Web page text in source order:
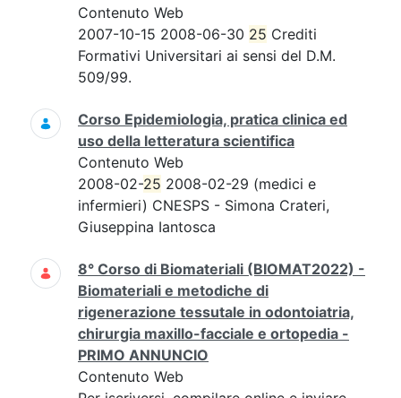
Contenuto Web
2007-10-15 2008-06-30 25 Crediti
Formativi Universitari ai sensi del D.M.
509/99.
Corso Epidemiologia, pratica clinica ed
uso della letteratura scientifica
Contenuto Web
2008-02-25 2008-02-29 (medici e
infermieri) CNESPS - Simona Crateri,
Giuseppina Iantosca
8° Corso di Biomateriali (BIOMAT2022) -
Biomateriali e metodiche di
rigenerazione tessutale in odontoiatria,
chirurgia maxillo-facciale e ortopedia -
PRIMO ANNUNCIO
Contenuto Web